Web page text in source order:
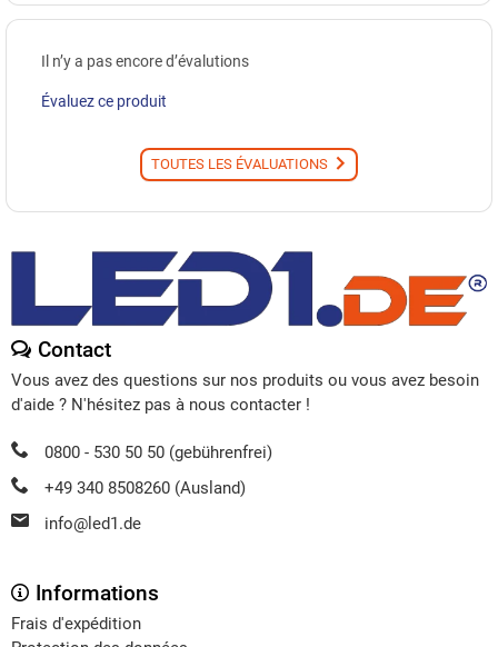
Il n’y a pas encore d’évalutions
Évaluez ce produit
TOUTES LES ÉVALUATIONS
Contact
Vous avez des questions sur nos produits ou vous avez besoin
d'aide ? N'hésitez pas à nous contacter !
0800 - 530 50 50 (gebührenfrei)
+49 340 8508260 (Ausland)
info@led1.de
Informations
Frais d'expédition